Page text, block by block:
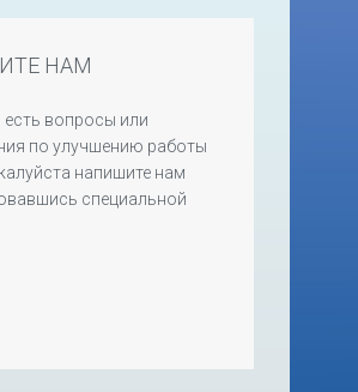
НАМ
есть вопросы или
по улучшению работы
напишите нам
специальной